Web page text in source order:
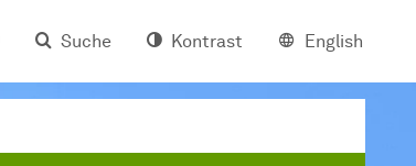
Suche Kontrast English